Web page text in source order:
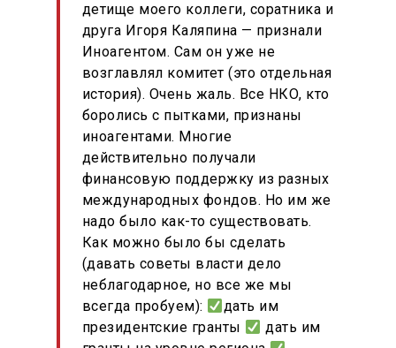
детище моего коллеги, соратника и
друга Игоря Каляпина — признали
Иноагентом. Сам он уже не
возглавлял комитет (это отдельная
история). Очень жаль. Все НКО, кто
боролись с пытками, признаны
иноагентами. Многие
действительно получали
финансовую поддержку из разных
международных фондов. Но им же
надо было как-то существовать.
Как можно было бы сделать
(давать советы власти дело
неблагодарное, но все же мы
всегда пробуем):
дать им
президентские гранты
дать им
О НАС
ТЕМЫ
РАССЛЕДОВАНИЯ
БАЗА ЗНАНИЙ